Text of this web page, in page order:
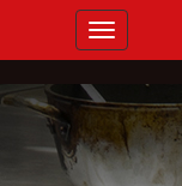
Toggle
navigation